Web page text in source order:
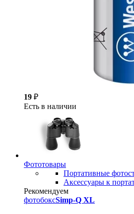
19 ₽
Есть в наличии
Фототовары
Портативные
Аксессуары к
Рекомендуем
фотобоксSimp-Q XL